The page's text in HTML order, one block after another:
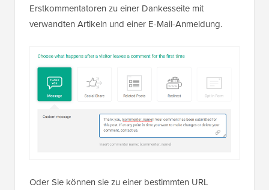
Erstkommentatoren zu einer Dankesseite mit
verwandten Artikeln und einer E-Mail-Anmeldung.
Oder Sie können sie zu einer bestimmten URL